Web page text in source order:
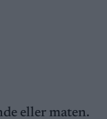
eller maten.